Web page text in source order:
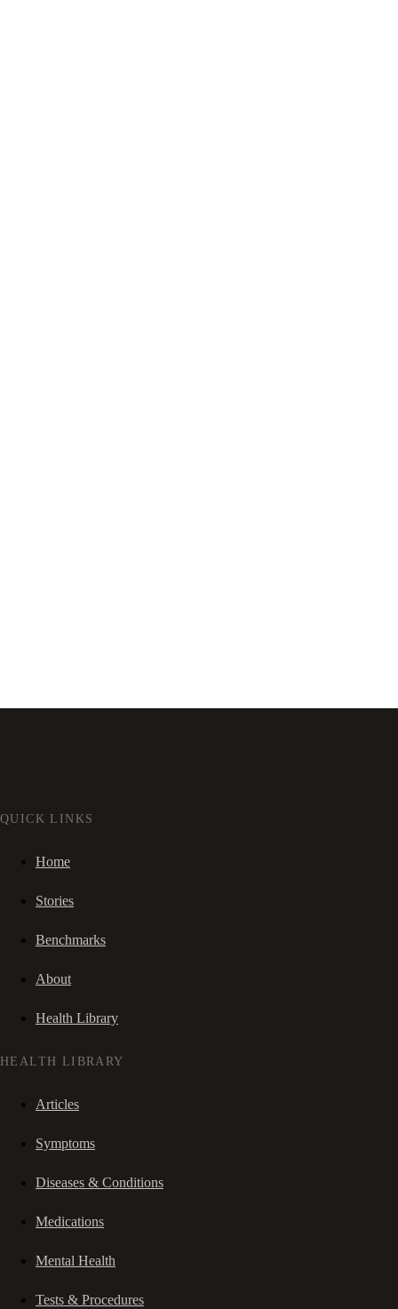
QUICK LINKS
Home
Stories
Benchmarks
About
Health Library
HEALTH LIBRARY
Articles
Symptoms
Diseases & Conditions
Medications
Mental Health
Tests & Procedures